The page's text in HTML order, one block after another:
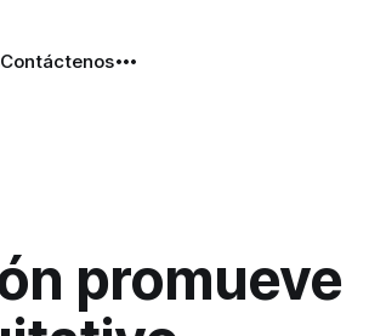
Contáctenos
promueve